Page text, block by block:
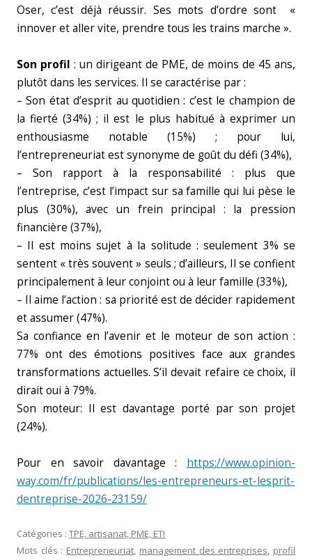
Oser, c’est déjà réussir. Ses mots d’ordre sont «
innover et aller vite, prendre tous les trains marche ».
Son profil : un dirigeant de PME, de moins de 45 ans,
plutôt dans les services. Il se caractérise par :
– Son état d’esprit au quotidien : c’est le champion de
la fierté (34%) ; il est le plus habitué à exprimer un
enthousiasme notable (15%) ; pour lui,
l’entrepreneuriat est synonyme de goût du défi (34%),
– Son rapport à la responsabilité : plus que
l’entreprise, c’est l’impact sur sa famille qui lui pèse le
plus (30%), avec un frein principal : la pression
financière (37%),
– Il est moins sujet à la solitude : seulement 3% se
sentent « très souvent » seuls ; d’ailleurs, Il se confient
principalement à leur conjoint ou à leur famille (33%),
– Il aime l’action : sa priorité est de décider rapidement
et assumer (47%).
Sa confiance en l’avenir et le moteur de son action :
77% ont des émotions positives face aux grandes
transformations actuelles. S’il devait refaire ce choix, il
dirait oui à 79%.
Son moteur: Il est davantage porté par son projet
(24%).
Pour en savoir davantage : https://www.opinion-
way.com/fr/publications/les-entrepreneurs-et-lesprit-
dentreprise-2026-23159/
Catégories : TPE, artisanat, PME, ETI
Mots clés : Entrepreneuriat, management des entreprises, profil